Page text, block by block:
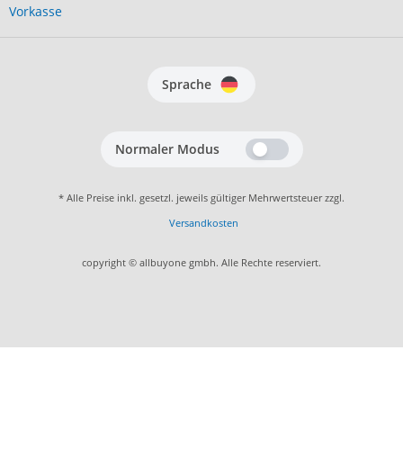
Vorkasse
Sprache
Normaler Modus
* Alle Preise inkl. gesetzl. jeweils gültiger Mehrwertsteuer zzgl.
Versandkosten
copyright © allbuyone gmbh. Alle Rechte reserviert.